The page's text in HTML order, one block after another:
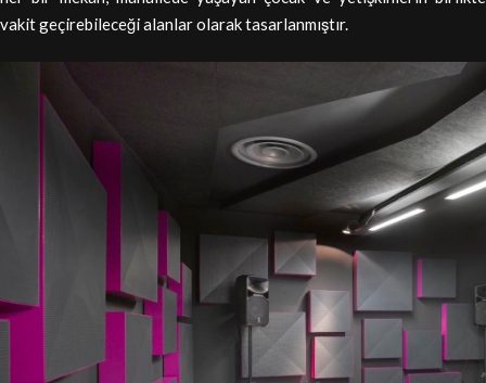
vakit geçirebileceği alanlar olarak tasarlanmıştır.